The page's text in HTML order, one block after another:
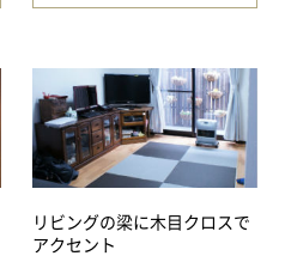
リビングの梁に木目クロスで
アクセント